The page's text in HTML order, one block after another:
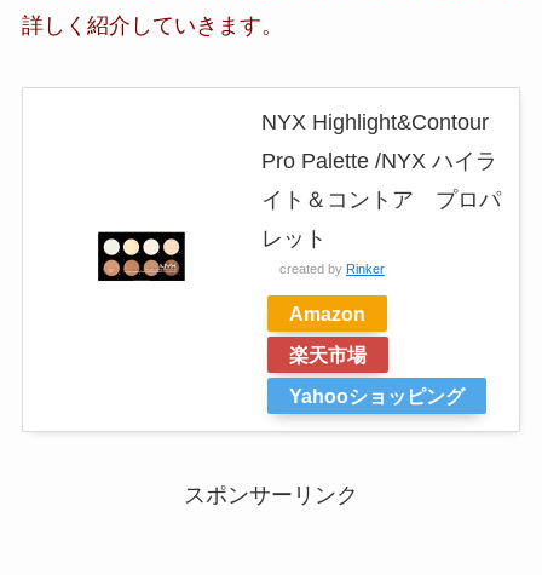
詳しく紹介していきます。
NYX Highlight&Contour
Pro Palette /NYX ハイラ
イト＆コントア プロパ
レット
created by Rinker
Amazon
楽天市場
Yahooショッピング
スポンサーリンク